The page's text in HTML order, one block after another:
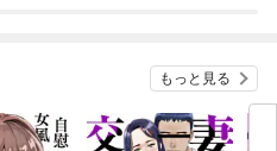
もっと見る